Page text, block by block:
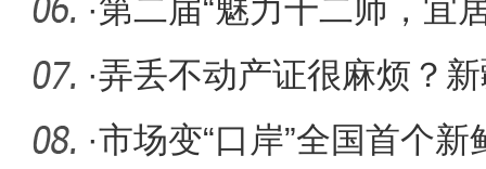
·第二届“魅力十二师，宜
活动
·弄丢不动产证很麻烦？
简化办理
·市场变“口岸”全国首个新